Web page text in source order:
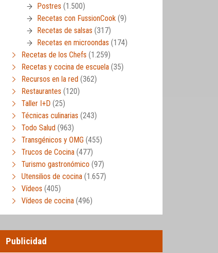
Postres (1.500)
Recetas con FussionCook (9)
Recetas de salsas (317)
Recetas en microondas (174)
Recetas de los Chefs (1.259)
Recetas y cocina de escuela (35)
Recursos en la red (362)
Restaurantes (120)
Taller I+D (25)
Técnicas culinarias (243)
Todo Salud (963)
Transgénicos y OMG (455)
Trucos de Cocina (477)
Turismo gastronómico (97)
Utensilios de cocina (1.657)
Vídeos (405)
Vídeos de cocina (496)
Publicidad